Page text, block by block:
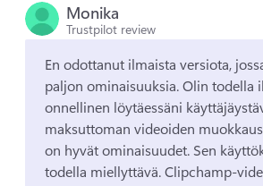
Monika
Trustpilot review
En odottanut ilmaista versiota,
paljon ominaisuuksia. Olin todella
onnellinen löytäessäni
maksuttoman videoiden
on hyvät ominaisuudet. Sen
todella miellyttävä. Clipchamp-